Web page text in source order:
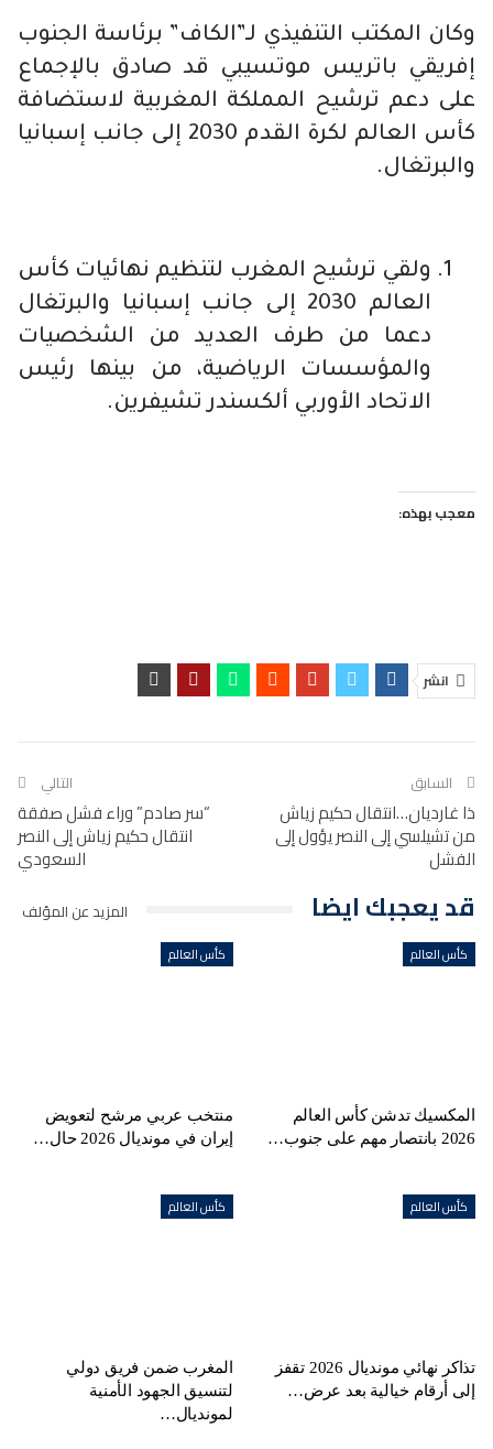
وكان المكتب التنفيذي لـ”الكاف” برئاسة الجنوب
إفريقي باتريس موتسيبي قد صادق بالإجماع
على دعم ترشيح المملكة المغربية لاستضافة
كأس العالم لكرة القدم 2030 إلى جانب إسبانيا
والبرتغال.
ولقي ترشيح المغرب لتنظيم نهائيات كأس
العالم 2030 إلى جانب إسبانيا والبرتغال
دعما من طرف العديد من الشخصيات
والمؤسسات الرياضية، من بينها رئيس
الاتحاد الأوربي ألكسندر تشيفرين.
معجب بهذه:
انشر
السابق
ذا غارديان…انتقال حكيم زياش
من تشيلسي إلى النصر يؤول إلى
الفشل
التالي
“سر صادم” وراء فشل صفقة
انتقال حكيم زياش إلى النصر
السعودي
قد يعجبك ايضا المزيد عن المؤلف
كأس العالم
المكسيك تدشن كأس العالم
2026 بانتصار مهم على جنوب…
كأس العالم
منتخب عربي مرشح لتعويض
إيران في مونديال 2026 حال…
كأس العالم
تذاكر نهائي مونديال 2026 تقفز
إلى أرقام خيالية بعد عرض…
كأس العالم
المغرب ضمن فريق دولي
لتنسيق الجهود الأمنية
لمونديال…